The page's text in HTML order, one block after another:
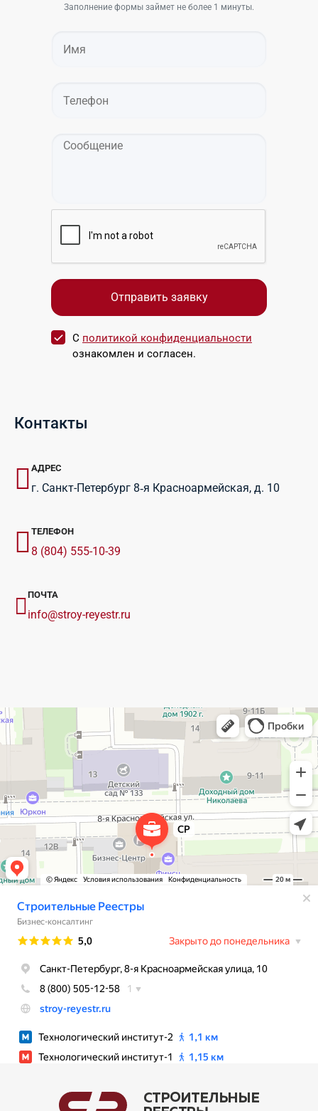
Заполнение формы займет не более 1 минуты.
С политикой конфиденциальности
ознакомлен и согласен.
Контакты
АДРЕС
г. Санкт-Петербург 8‑я Красноармейская, д. 10
ТЕЛЕФОН
8 (804) 555-10-39
ПОЧТА
info@stroy-reyestr.ru